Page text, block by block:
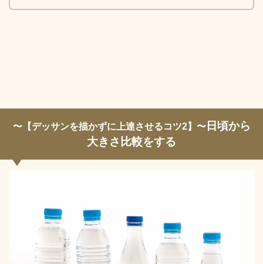
〜【デッサンを描かずに上達させるコツ2】〜日頃から
大きさ比較をする